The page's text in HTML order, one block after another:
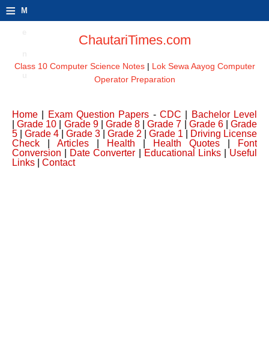
≡ M
ChautariTimes.com
Class 10 Computer Science Notes| Lok Sewa Aayog Computer
Operator Preparation
Home Exam Question Papers -CDC
Bachelor Level
|Grade 10 Grade 9| Grade 8 |Grade 7 Grade 6| Grade
5
Grade 4 Grade 3 Grade 2 Grade 1
Driving License
Check
Articles Health Health Quotes
Font
Conversion
Date Converter Educational Links| Useful
Links
Contact